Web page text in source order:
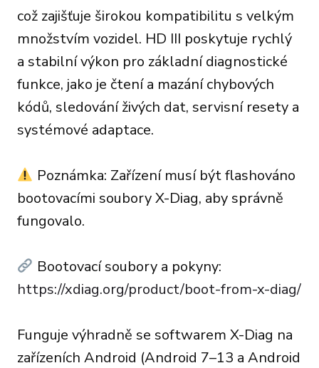
což zajišťuje širokou kompatibilitu s velkým
množstvím vozidel. HD III poskytuje rychlý
a stabilní výkon pro základní diagnostické
funkce, jako je čtení a mazání chybových
kódů, sledování živých dat, servisní resety a
systémové adaptace.
Poznámka: Zařízení musí být flashováno
bootovacími soubory X-Diag, aby správně
fungovalo.
Bootovací soubory a pokyny:
https://xdiag.org/product/boot-from-x-diag/
Funguje výhradně se softwarem X-Diag na
zařízeních Android (Android 7–13 a Android